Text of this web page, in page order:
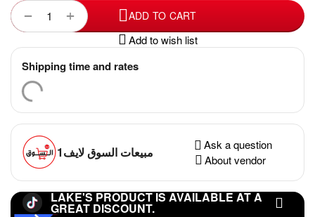
+
− ADD TO CART
Add to wish list
Shipping time and rates
مبيعات السوق لايف1
Ask a question
About vendor
LAKE'S PRODUCT IS AVAILABLE AT A
GREAT DISCOUNT.